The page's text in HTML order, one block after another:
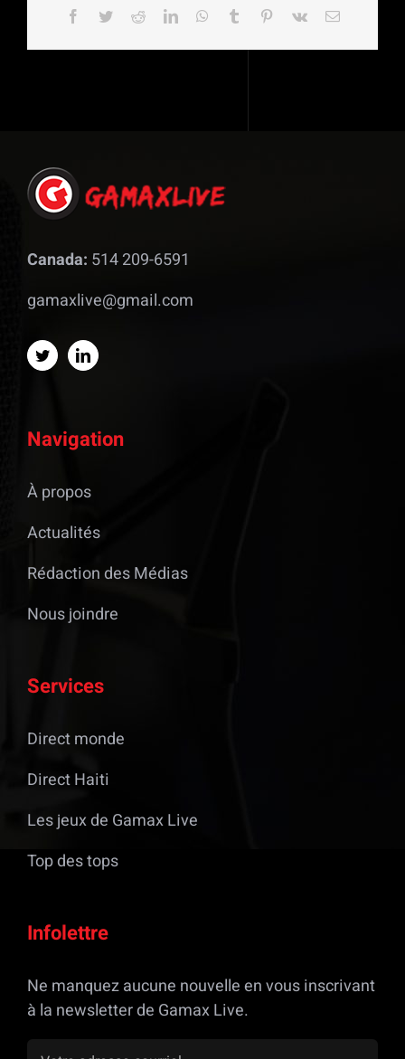
Facebook
TwitterRedditLinkedInWhatsApp
Tumblr Pinterest
Vk Email
Canada: 514 209-6591
gamaxlive@gmail.com
Navigation
À propos
Actualités
Rédaction des Médias
Nous joindre
Services
Direct monde
Direct Haiti
Les jeux de Gamax Live
Top des tops
Infolettre
Ne manquez aucune nouvelle en vous inscrivant
à la newsletter de Gamax Live.